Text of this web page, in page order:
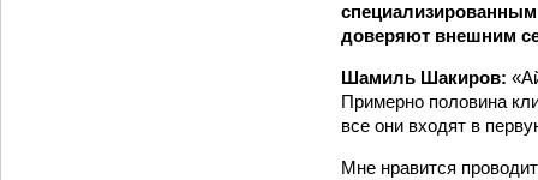
доверяют внешним
Шамиль Шакиров:
Примерно половина
все они входят в
Мне нравится